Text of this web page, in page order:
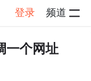
登录 频道
一个网址